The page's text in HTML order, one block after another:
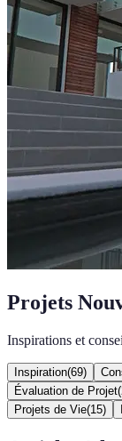
Projets
Inspirations et
Inspiration(69)
Évaluation de Projet(
Projets de Vie(15)